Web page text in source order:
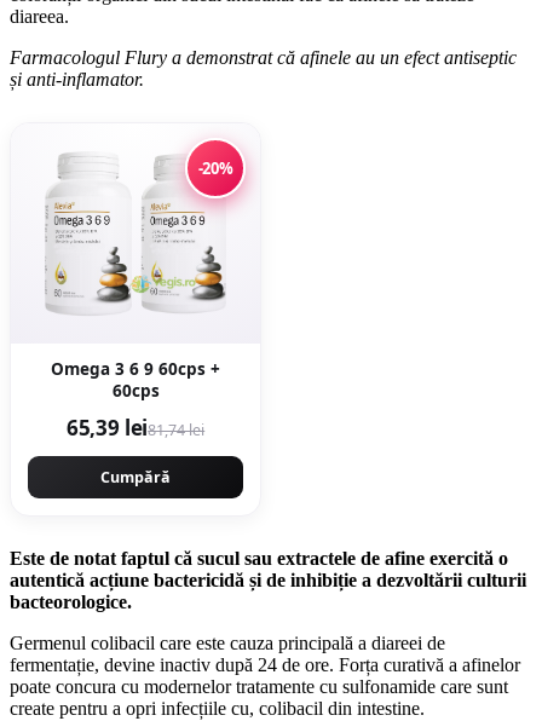
diareea.
Farmacologul Flury a demonstrat că afinele au un efect antiseptic
și anti-inflamator.
-20%
Omega 3 6 9 60cps +
60cps
65,39 lei81,74 lei
Cumpără
Este de notat faptul că sucul sau extractele de afine exercită o
autentică acțiune bactericidă și de inhibiție a dezvoltării culturii
bacteorologice.
Germenul colibacil care este cauza principală a diareei de
fermentație, devine inactiv după 24 de ore. Forța curativă a afinelor
poate concura cu modernelor tratamente cu sulfonamide care sunt
create pentru a opri infecțiile cu, colibacil din intestine.